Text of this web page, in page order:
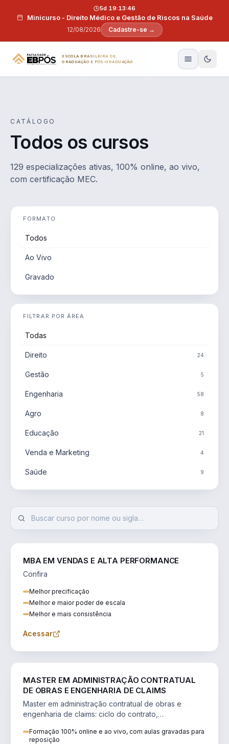
Minicurso - Direito Médico e Gestão de Riscos na Saúde
12/08/2026
5d 19:13:44
Cadastre-se →
ESCOLA BRASILEIRA DE
GRADUAÇÃO E PÓS-GRADUAÇÃO
CATÁLOGO
Todos os cursos
129 especializações ativas, 100% online, ao vivo,
com certificação MEC.
FORMATO
Todos
Ao Vivo
Gravado
FILTRAR POR ÁREA
Todas
Direito 24
Gestão 5
Engenharia 58
Agro 8
Educação 21
Venda e Marketing 4
Saúde 9
MBA EM VENDAS E ALTA PERFORMANCE
Confira
Melhor precificação
Melhor e maior poder de escala
Melhor e mais consistência
Acessar
MASTER EM ADMINISTRAÇÃO CONTRATUAL
DE OBRAS E ENGENHARIA DE CLAIMS
Master em administração contratual de obras e
engenharia de claims: ciclo do contrato,
Formação 100% online e ao vivo, com aulas gravadas para
reposição